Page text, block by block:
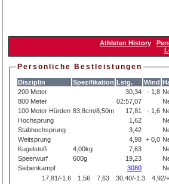
Athleten History |
Persönliche Bestleistungen
Disziplin Spezifikation Lstg. Wind
200 Meter
30,34 - 1,8
800 Meter
02:57,07
100 Meter Hürden 83,8cm/8,50m 17,81 - 1,6
Hochsprung
1,62
Stabhochsprung
3,42
Weitsprung
4,98 + 0,0
Kugelstoß
4,00kg 7,63
Speerwurf
600g 19,23
Siebenkampf
3080
17,81/-1.6
1,56 7,63 30,40/-1.3
4,92/